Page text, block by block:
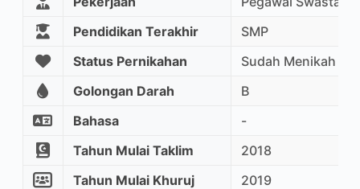
Pendidikan Terakhir
SMP
Status Pernikahan
Sudah Menikah
Golongan Darah
B
Bahasa
-
Tahun Mulai Taklim
2018
Tahun Mulai Khuruj
2019